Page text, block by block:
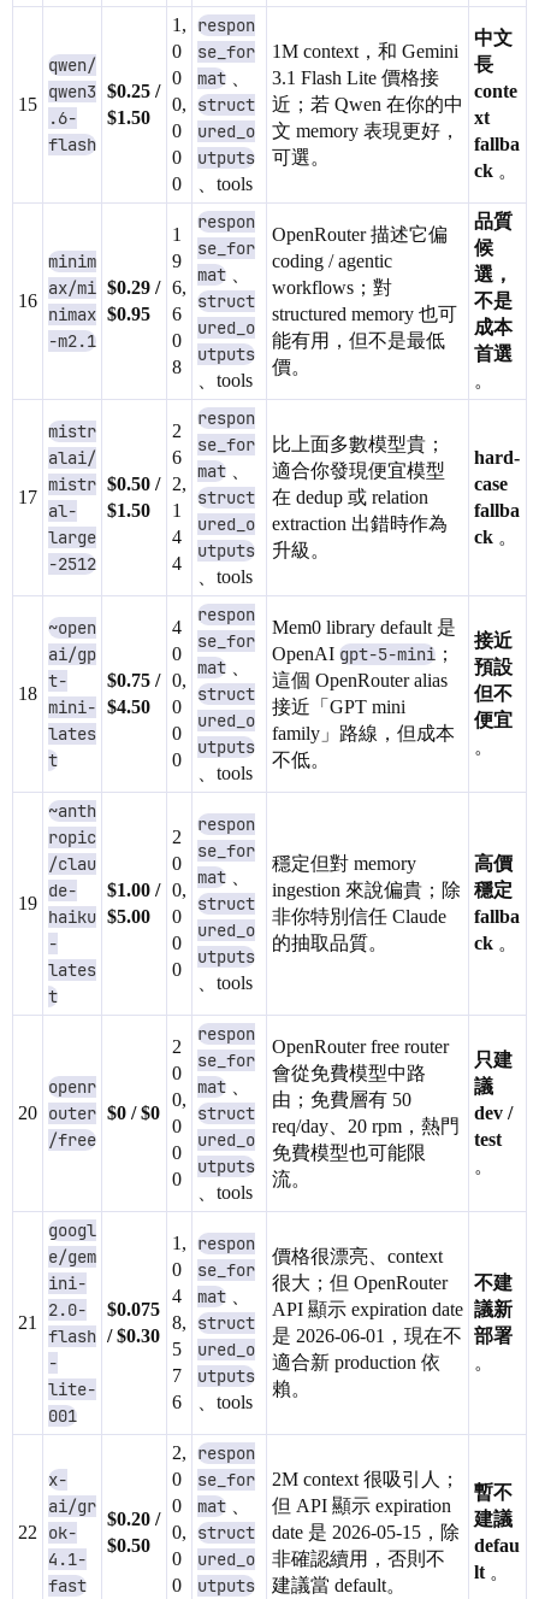
15
qwen/
qwen3
.6-
flash
$0.25 /
$1.50
1,
0
0
0,
0
0
0
respon
se_for
mat
struct
ured_o
utputs
、tools
1M context，和 Gemini
3.1 Flash Lite 價格接
近；若 Qwen 在你的中
文 memory 表現更好，
可選。
中文
長
conte
xt
fallba
ck 。
16
minim
ax/mi
nimax
-m2.1
$0.29 /
$0.95
1
9
6,
6
0
8
respon
se_for
mat
struct
ured_o
utputs
、tools
OpenRouter 描述它偏
coding / agentic
workflows；對
structured memory 也可
能有用，但不是最低
價。
品質
候
選，
不是
成本
首選
。
17
mistr
alai/
mistr
al-
large
-2512
$0.50 /
$1.50
2
6
2,
1
4
4
respon
se_for
mat
struct
ured_o
utputs
、tools
比上面多數模型貴；
適合你發現便宜模型
在 dedup 或 relation
extraction 出錯時作為
升級。
hard-
case
fallba
ck 。
18
~open
ai/gp
t-
mini-
lates
t
$0.75 /
$4.50
4
0
0,
0
0
0
respon
se_for
mat
struct
ured_o
utputs
、tools
Mem0 library default 是
OpenAI gpt-5-mini ；
這個 OpenRouter alias
接近「GPT mini
family」路線，但成本
不低。
接近
預設
但不
便宜
。
19
~anth
ropic
/clau
de-
haiku
-
lates
t
$1.00 /
$5.00
2
0
0,
0
0
0
respon
se_for
mat
struct
ured_o
utputs
、tools
穩定但對 memory
ingestion 來說偏貴；除
非你特別信任 Claude
的抽取品質。
高價
穩定
fallba
ck 。
20
openr
outer
/free
$0 / $0
2
0
0,
0
0
0
respon
se_for
mat
struct
ured_o
utputs
、tools
OpenRouter free router
會從免費模型中路
由；免費層有 50
req/day、20 rpm，熱門
免費模型也可能限
流。
只建
議
dev /
test
。
21
googl
e/gem
ini-
2.0-
flash
-
lite-
001
$0.075
/ $0.30
1,
0
4
8,
5
7
6
respon
se_for
mat
struct
ured_o
utputs
、tools
價格很漂亮、context
很大；但 OpenRouter
API 顯示 expiration date
是 2026-06-01，現在不
適合新 production 依
賴。
不建
議新
部署
。
22
x-
ai/gr
ok-
4.1-
fast
$0.20 /
$0.50
2,
0
0
0,
0
0
respon
se_for
mat
struct
ured_o
utputs
2M context 很吸引人；
但 API 顯示 expiration
date 是 2026-05-15，除
非確認續用，否則不
建議當 default。
暫不
建議
defau
lt 。